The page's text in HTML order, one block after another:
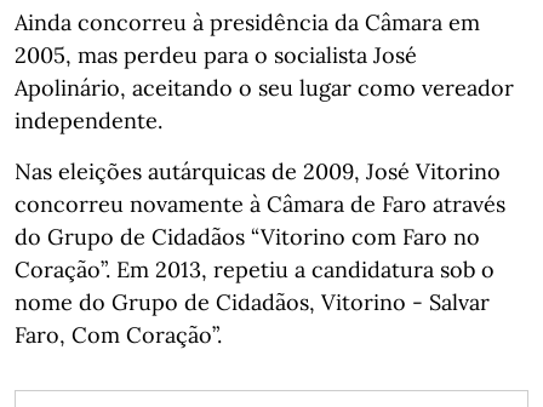
Ainda concorreu à presidência da Câmara em
2005, mas perdeu para o socialista José
Apolinário, aceitando o seu lugar como vereador
independente.
Nas eleições autárquicas de 2009, José Vitorino
concorreu novamente à Câmara de Faro através
do Grupo de Cidadãos “Vitorino com Faro no
Coração”. Em 2013, repetiu a candidatura sob o
nome do Grupo de Cidadãos, Vitorino - Salvar
Faro, Com Coração”.